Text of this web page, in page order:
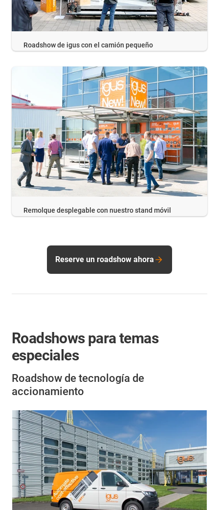
Roadshow de igus con el camión pequeño
Remolque desplegable con nuestro stand móvil
Reserve un roadshow ahora
Roadshows para temas
especiales
Roadshow de tecnología de
accionamiento